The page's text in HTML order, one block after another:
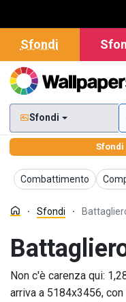
Sfondi
Sfondi
Sfondi
Combattimento
Sfondi
Sfondi
Non c'è carenza qui:
arriva a 5184x3456,